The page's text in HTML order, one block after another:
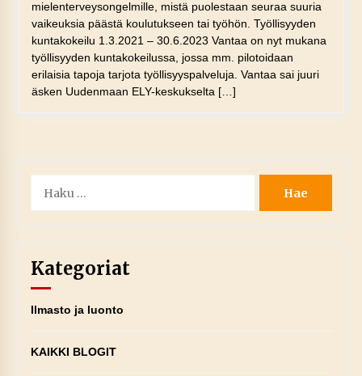
mielenterveysongelmille, mistä puolestaan seuraa suuria
vaikeuksia päästä koulutukseen tai työhön. Työllisyyden
kuntakokeilu 1.3.2021 – 30.6.2023 Vantaa on nyt mukana
työllisyyden kuntakokeilussa, jossa mm. pilotoidaan
erilaisia tapoja tarjota työllisyyspalveluja. Vantaa sai juuri
äsken Uudenmaan ELY-keskukselta […]
Kategoriat
Ilmasto ja luonto
KAIKKI BLOGIT